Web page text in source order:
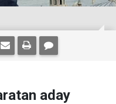
aday